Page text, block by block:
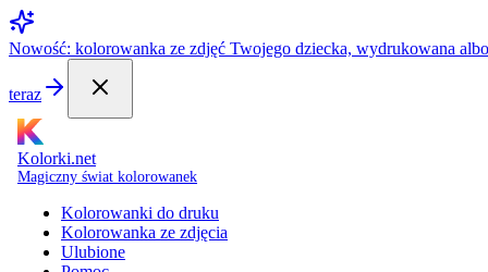
Nowość: kolorowanka ze zdjęć Twojego dziecka, wydrukowana
teraz
Kolorki.net
Magiczny świat kolorowanek
Kolorowanki do druku
Kolorowanka ze zdjęcia
Ulubione